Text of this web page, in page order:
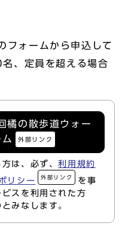
フォームから申込して
、定員を超える場合
橘の散歩道ウォー
外部リンク
方は、必ず、利用規約
リシー 外部リンク
を事
スを利用された方
みなします。